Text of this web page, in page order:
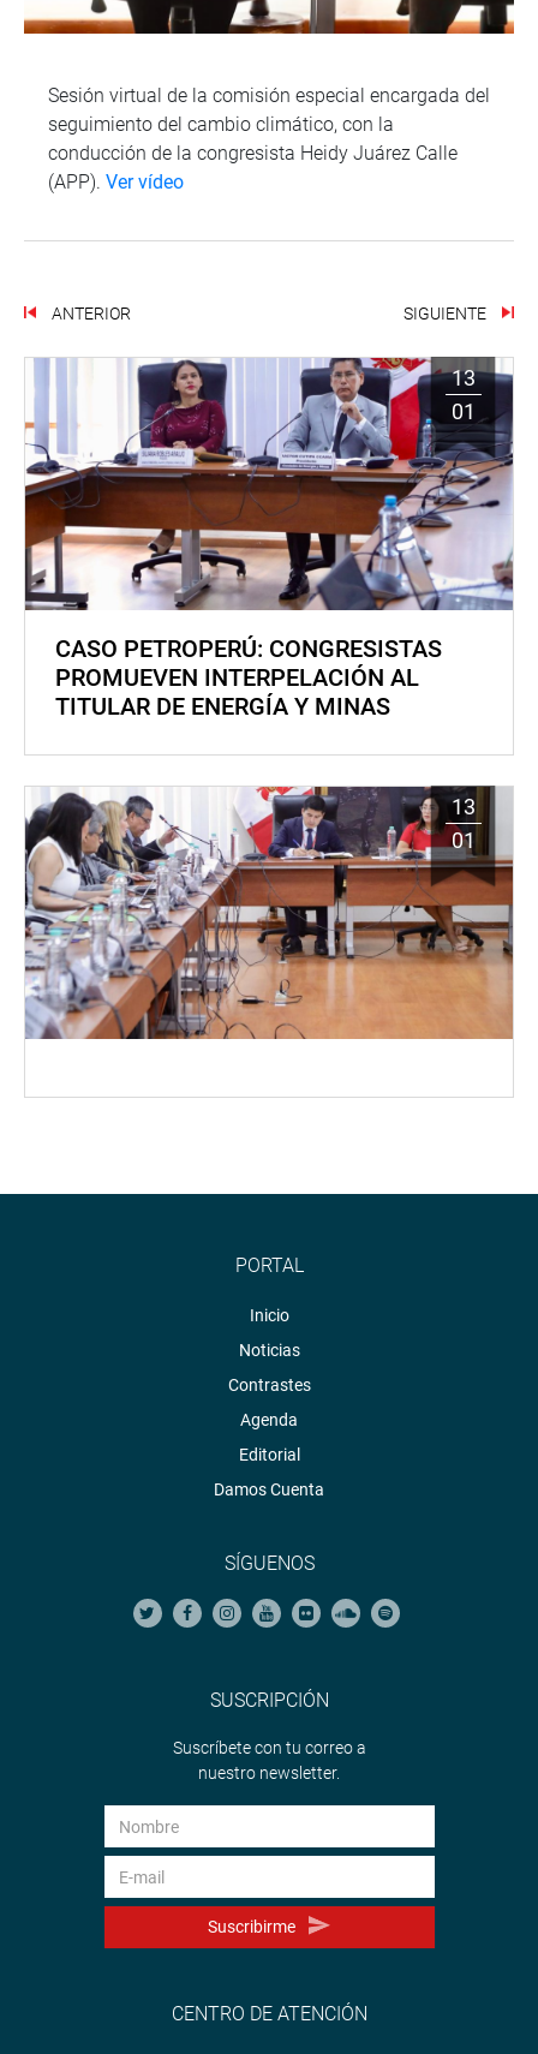
Sesión virtual de la comisión especial encargada del
seguimiento del cambio climático, con la
conducción de la congresista Heidy Juárez Calle
(APP). Ver vídeo
ANTERIOR SIGUIENTE
13
01
CASO PETROPERÚ: CONGRESISTAS
PROMUEVEN INTERPELACIÓN AL
TITULAR DE ENERGÍA Y MINAS
13
01
PORTAL
Inicio
Noticias
Contrastes
Agenda
Editorial
Damos Cuenta
SÍGUENOS
SUSCRIPCIÓN
Suscríbete con tu correo a
nuestro newsletter.
Suscribirme
CENTRO DE ATENCIÓN